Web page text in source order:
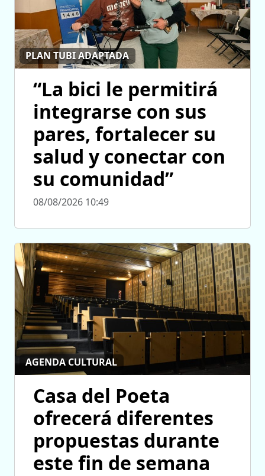
PLAN TUBI ADAPTADA
“La bici le permitirá
integrarse con sus
pares, fortalecer su
salud y conectar con
su comunidad”
08/08/2026 10:49
AGENDA CULTURAL
Casa del Poeta
ofrecerá diferentes
propuestas durante
este fin de semana